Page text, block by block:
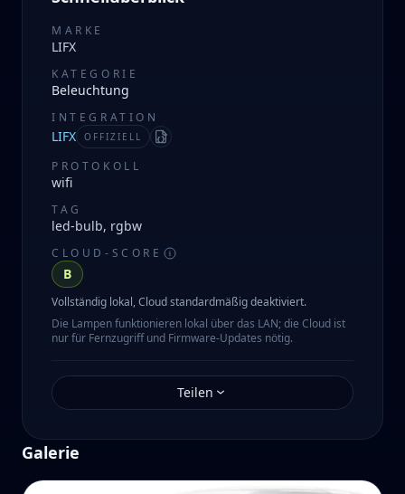
MARKE
LIFX
KATEGORIE
Beleuchtung
INTEGRATION
LIFX OFFIZIELL Manifest
PROTOKOLL
wifi
TAG
led-bulb, rgbw
CLOUD-SCORE
B
Vollständig lokal, Cloud standardmäßig deaktiviert.
Die Lampen funktionieren lokal über das LAN; die Cloud ist
nur für Fernzugriff und Firmware-Updates nötig.
Teilen
Galerie